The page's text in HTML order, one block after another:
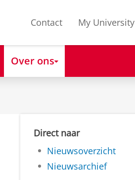
Contact My University
Over ons
Direct naar
Nieuwsoverzicht
Nieuwsarchief